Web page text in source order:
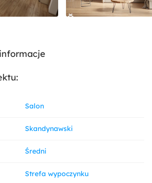
Salon
Skandynawski
Średni
Strefa wypoczynku